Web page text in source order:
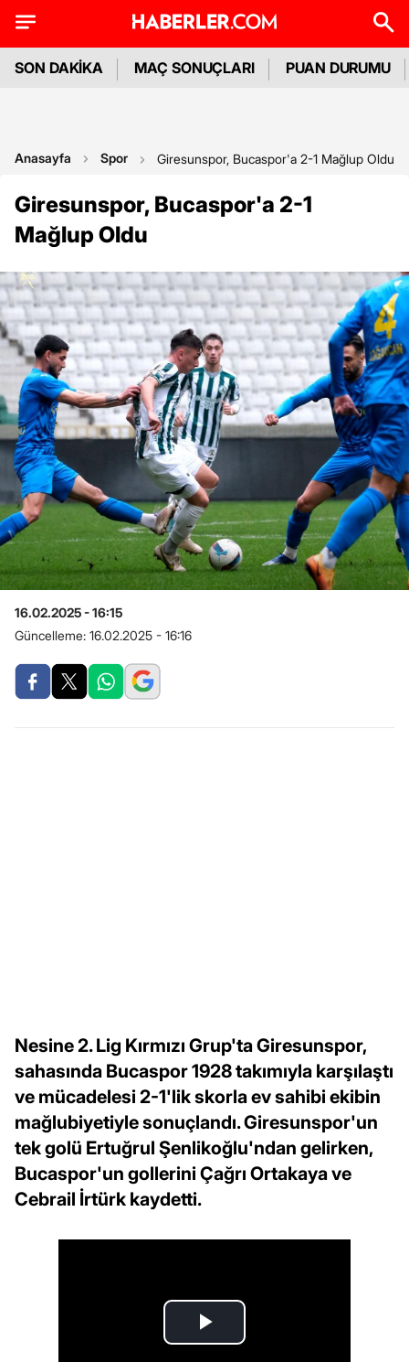
SON DAKİKA MAÇ SONUÇLARI PUAN DURUMU
Anasayfa Spor Giresunspor, Bucaspor'a 2-1 Mağlup Oldu
Giresunspor, Bucaspor'a 2-1
Mağlup Oldu
16.02.2025 - 16:15
Güncelleme: 16.02.2025 - 16:16
Nesine 2. Lig Kırmızı Grup'ta Giresunspor,
sahasında Bucaspor 1928 takımıyla karşılaştı
ve mücadelesi 2-1'lik skorla ev sahibi ekibin
mağlubiyetiyle sonuçlandı. Giresunspor'un
tek golü Ertuğrul Şenlikoğlu'ndan gelirken,
Bucaspor'un gollerini Çağrı Ortakaya ve
Cebrail İrtürk kaydetti.